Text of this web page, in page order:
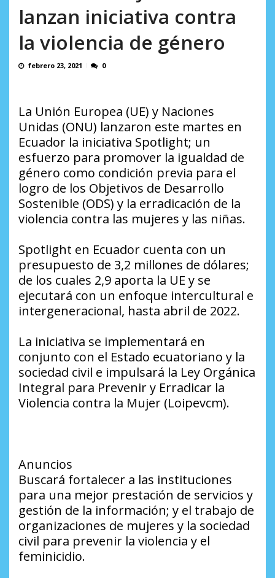
Rodeo I por la libertad inmediata de l...
AGOSTO 5, 2026
lanzan iniciativa contra
la violencia de género
febrero 23, 2021 0
La Unión Europea (UE) y Naciones
Unidas (ONU) lanzaron este martes en
Ecuador la iniciativa Spotlight; un
esfuerzo para promover la igualdad de
género como condición previa para el
logro de los Objetivos de Desarrollo
Sostenible (ODS) y la erradicación de la
violencia contra las mujeres y las niñas.
Spotlight en Ecuador cuenta con un
presupuesto de 3,2 millones de dólares;
de los cuales 2,9 aporta la UE y se
ejecutará con un enfoque intercultural e
intergeneracional, hasta abril de 2022.
La iniciativa se implementará en
conjunto con el Estado ecuatoriano y la
sociedad civil e impulsará la Ley Orgánica
Integral para Prevenir y Erradicar la
Violencia contra la Mujer (Loipevcm).
Anuncios
Buscará fortalecer a las instituciones
para una mejor prestación de servicios y
gestión de la información; y el trabajo de
organizaciones de mujeres y la sociedad
civil para prevenir la violencia y el
feminicidio.